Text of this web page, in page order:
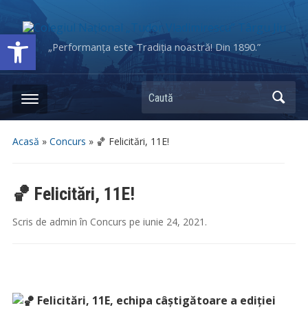
Deschide bara de unelte„Performanța este Tradiția noastră! Din 1890.”
Caută
Acasă » Concurs » 🏀 Felicitări, 11E!
🏀 Felicitări, 11E!
Scris de admin în Concurs pe iunie 24, 2021 .
Felicitări, 11E, echipa câștigătoare a ediției